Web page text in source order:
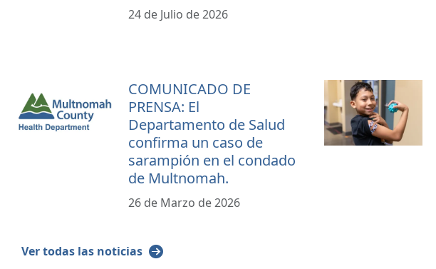
24 de Julio de 2026
COMUNICADO DE
PRENSA: El
Departamento de Salud
confirma un caso de
sarampión en el condado
de Multnomah.
26 de Marzo de 2026
Ver todas las noticias